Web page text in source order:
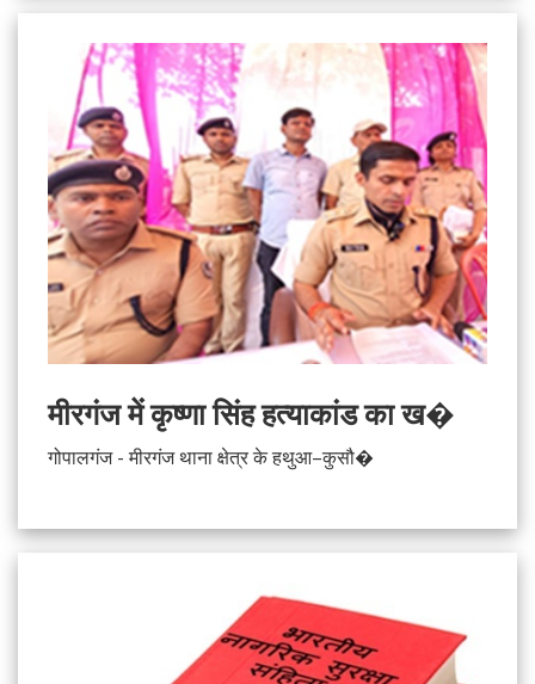
मीरगंज में कृष्णा सिंह हत्याकांड का ख�
गोपालगंज - मीरगंज थाना क्षेत्र के हथुआ–कुसौ�